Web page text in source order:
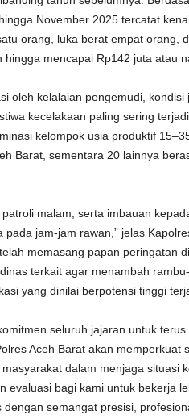
November 2025 tercatat
orang, luka berat empat orang,
mencapai Rp142 juta atau
oleh kelalaian pengemudi, kondisi
kecelakaan paling sering
kelompok usia produktif
Barat, sementara 20 lainnya
malam, serta imbauan
jam-jam rawan,” jelas
memasang papan peringatan
terkait agar menambah
yang dinilai berpotensi tinggi
seluruh jajaran untuk terus
Aceh Barat akan memperkuat
dalam menjaga situasi
evaluasi bagi kami untuk bekerja
semangat presisi,